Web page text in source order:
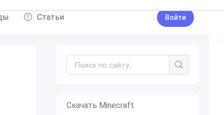
Статьи Войти
Скачать Minecraft